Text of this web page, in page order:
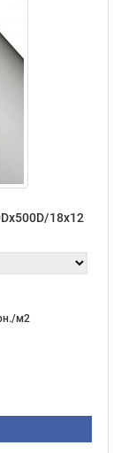
18х12
м2